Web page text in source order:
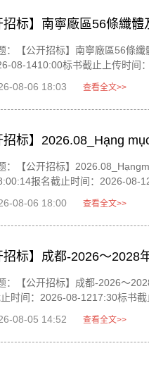
招标】南寧廠區56條纖
：【公开招标】南寧廠區56條
08-1410:00标书截止上传时间
08-06 18:03
查看全文>>
招标】2026.08_Hạng
：【公开招标】
报名截止时间：2026-08-
08-06 18:00
查看全文>>
招标】成都-2026～
：【公开招标】成都-2026～
时间：2026-08-1217:30标书
08-05 14:52
查看全文>>